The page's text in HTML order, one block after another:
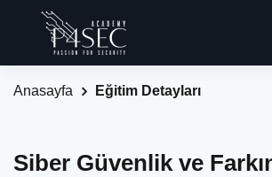
Anasayfa Eğitim Detayları
Siber Güvenlik ve